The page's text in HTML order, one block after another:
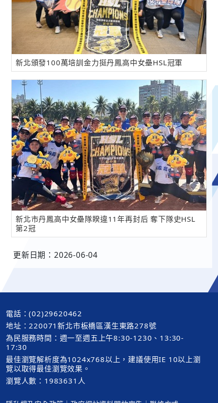
新北頒發100萬培訓金力挺丹鳳高中女壘HSL冠軍
新北市丹鳳高中女壘隊睽違11年再封后 奪下隊史HSL
第2冠
更新日期：2026-06-04
電話：(02)29620462
地址：220071新北市板橋區漢生東路278號
為民服務時間：週一至週五上午8:30-1230、13:30-
17:30
最佳瀏覽解析度為1024x768以上，建議使用IE 10以上瀏
覽以取得最佳瀏覽效果。
瀏覽人數：1983631人